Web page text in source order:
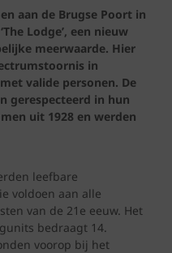
aan de Brugse Poort in
Lodge’, een nieuw
meerwaarde. Hier
in
valide personen. De
gerespecteerd in hun
uit 1928 en werden
leefbare
voldoen aan alle
van de 21e eeuw. Het
bedraagt 14.
voorop bij het